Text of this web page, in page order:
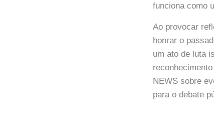
funciona como
Ao provocar
honrar o
um ato de luta
NEWS sobre
para o debate